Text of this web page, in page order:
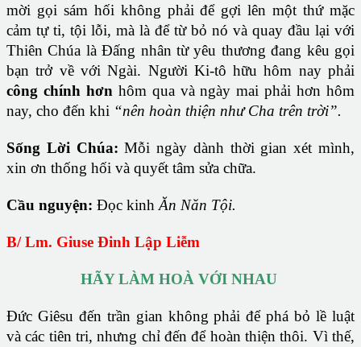
mời gọi sám hối không phải để gợi lên một thứ mặc
cảm tự ti, tội lỗi, mà là để từ bỏ nó và quay đầu lại với
Thiên Chúa là Đấng nhân từ yêu thương đang kêu gọi
bạn trở về với Ngài. Người Ki-tô hữu hôm nay phải
công chính hơnhôm qua và ngày mai phải hơn hôm
nay, cho đến khi “nên hoàn thiện như Cha trên trời”.
Sống Lời Chúa: Mỗi ngày dành thời gian xét mình,
xin ơn thống hối và quyết tâm sửa chữa.
Cầu nguyện: Đọc kinhĂn Năn Tội.
B/ Lm. Giuse Đinh Lập Liễm
HÃY LÀM HOÀ VỚI NHAU
Đức Giêsu đến trần gian không phải để phá bỏ lề luật
và các tiên tri, nhưng chỉ đến để hoàn thiện thôi. Vì thế,